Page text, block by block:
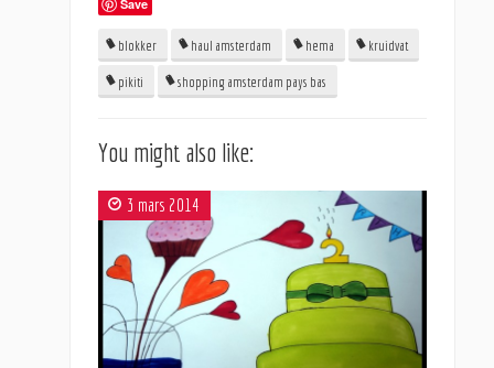
Save
blokker haul amsterdam hema kruidvat
pikiti shopping amsterdam pays bas
You might also like:
3 mars 2014